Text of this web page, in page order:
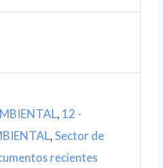
, 12 -
,Sector de
recientes